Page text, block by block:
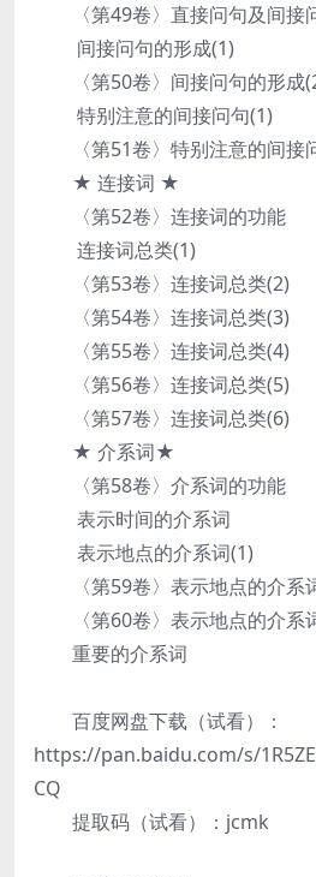
〈第49卷〉直接问句及间接
间接问句的形成(1)
〈第50卷〉间接问句的形成
特别注意的间接问句(1)
〈第51卷〉特别注意的间接
★ 连接词 ★
〈第52卷〉连接词的功能
连接词总类(1)
〈第53卷〉连接词总类(2)
〈第54卷〉连接词总类(3)
〈第55卷〉连接词总类(4)
〈第56卷〉连接词总类(5)
〈第57卷〉连接词总类(6)
★ 介系词★
〈第58卷〉介系词的功能
表示时间的介系词
表示地点的介系词(1)
〈第59卷〉表示地点的介系
〈第60卷〉表示地点的介系
重要的介系词
百度网盘下载（试看）：
https://pan.baidu.com/s/
CQ
提取码（试看）：jcmk